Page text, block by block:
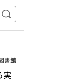
巻号一覧内を検索
書館
実